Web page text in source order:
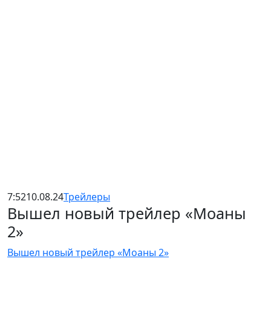
7:5210.08.24Трейлеры
Вышел новый трейлер «Моаны
2»
Вышел новый трейлер «Моаны 2»